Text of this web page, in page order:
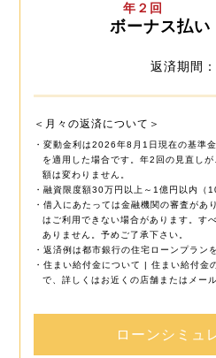
年２回
ボーナス払い
返済期間
＜月々の返済について＞
・変動金利は2026年8月1日現在の基準
を適用した場合です。年2回の見直し
額は変わりません。
・融資限度額30万円以上～1億円以内（
・借入にあたっては金融機関の審査があ
はご利用できない場合があります。す
ありません。予めご了承下さい。
・返済例は都市銀行の住宅ローンプラン
・住まい給付金について | 住まい給付金
で、詳しくはお近くの店舗またはメー
ローンシミュ